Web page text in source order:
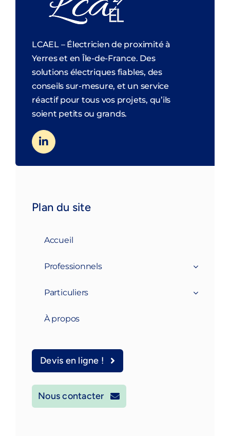
LCAEL – Électricien de proximité à
Yerres et en Île-de-France. Des
solutions électriques fiables, des
conseils sur-mesure, et un service
réactif pour tous vos projets, qu’ils
soient petits ou grands.
Plan du site
Accueil
Professionnels
Particuliers
À propos
Devis en ligne !
Nous contacter